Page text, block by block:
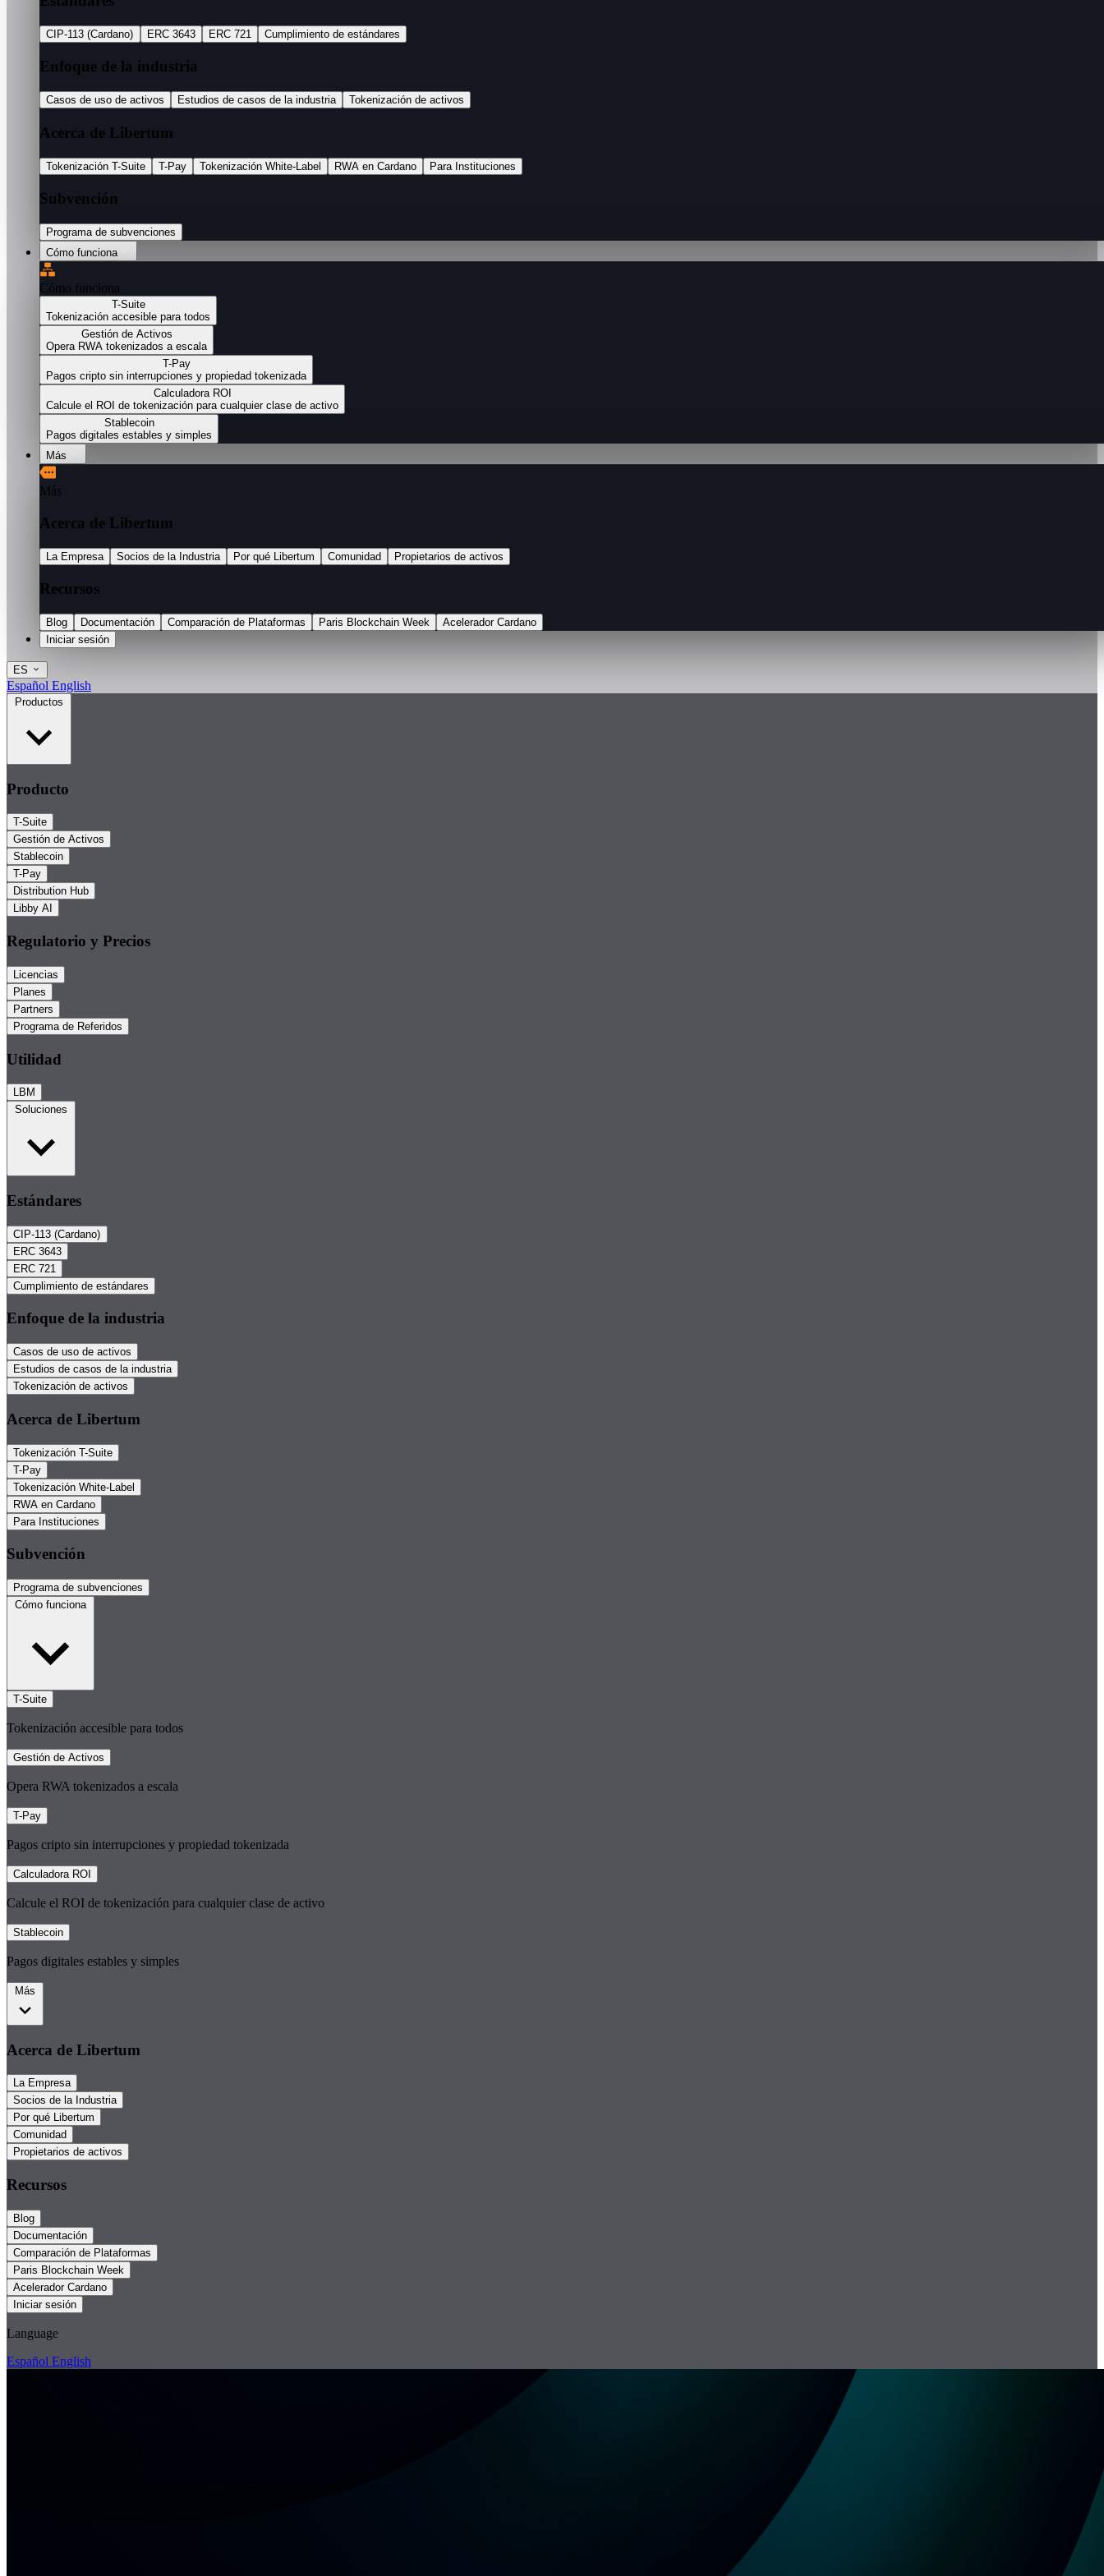
CIP-113 (Cardano) ERC 3643 ERC 721 Cumplimiento de estándares
Enfoque de la industria
Casos de uso de activos Estudios de casos de la industria Tokenización de activos
Acerca de Libertum
Tokenización T-Suite T-Pay Tokenización White-Label RWA en Cardano Para Instituciones
Subvención
Programa de subvenciones
Cómo funciona
Cómo funciona
T-Suite
Tokenización accesible para todos
Gestión de Activos
Opera RWA tokenizados a escala
T-Pay
Pagos cripto sin interrupciones y propiedad tokenizada
Calculadora ROI
Calcule el ROI de tokenización para cualquier clase de activo
Stablecoin
Pagos digitales estables y simples
Más
Más
Acerca de Libertum
La Empresa Socios de la Industria Por qué Libertum Comunidad Propietarios de activos
Recursos
Blog Documentación Comparación de Plataformas Paris Blockchain Week
Acelerador Cardano
Iniciar sesión
ES
Español English
Productos
Producto
T-Suite
Gestión de Activos
Stablecoin
T-Pay
Distribution Hub
Libby AI
Regulatorio y Precios
Licencias
Planes
Partners
Programa de Referidos
Utilidad
LBM
Soluciones
Estándares
CIP-113 (Cardano)
ERC 3643
ERC 721
Cumplimiento de estándares
Enfoque de la industria
Casos de uso de activos
Estudios de casos de la industria
Tokenización de activos
Acerca de Libertum
Tokenización T-Suite
T-Pay
Tokenización White-Label
RWA en Cardano
Para Instituciones
Subvención
Programa de subvenciones
Cómo funciona
T-Suite
Tokenización accesible para todos
Gestión de Activos
Opera RWA tokenizados a escala
T-Pay
Pagos cripto sin interrupciones y propiedad tokenizada
Calculadora ROI
Calcule el ROI de tokenización para cualquier clase de activo
Stablecoin
Pagos digitales estables y simples
Más
Acerca de Libertum
La Empresa
Socios de la Industria
Por qué Libertum
Comunidad
Propietarios de activos
Recursos
Blog
Documentación
Comparación de Plataformas
Paris Blockchain Week
Acelerador Cardano
Iniciar sesión
Language
Español English